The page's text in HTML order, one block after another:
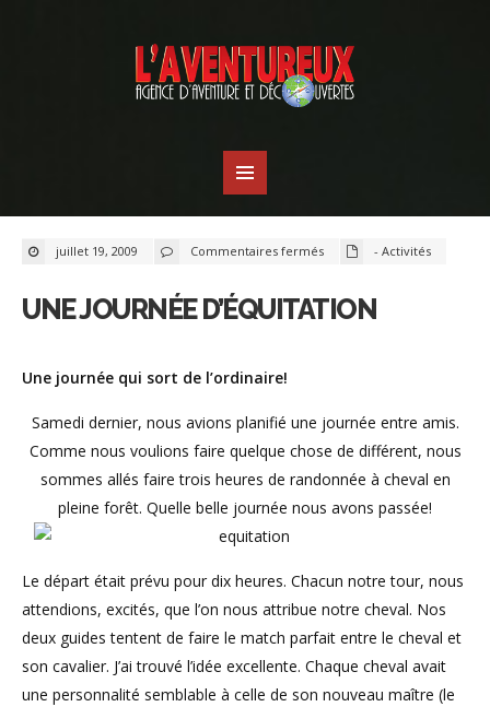
juillet 19, 2009 Commentaires ferméssur
Une
- Activités
UNE JOURNÉE D’ÉQUITATION
Une journée qui sort de l’ordinaire!
Samedi dernier, nous avions planifié une journée entre amis.
Comme nous voulions faire quelque chose de différent, nous
sommes allés faire trois heures de randonnée à cheval en
pleine forêt. Quelle belle journée nous avons passée!
Le départ était prévu pour dix heures. Chacun notre tour, nous
attendions, excités, que l’on nous attribue notre cheval. Nos
deux guides tentent de faire le match parfait entre le cheval et
son cavalier. J’ai trouvé l’idée excellente. Chaque cheval avait
une personnalité semblable à celle de son nouveau maître (le